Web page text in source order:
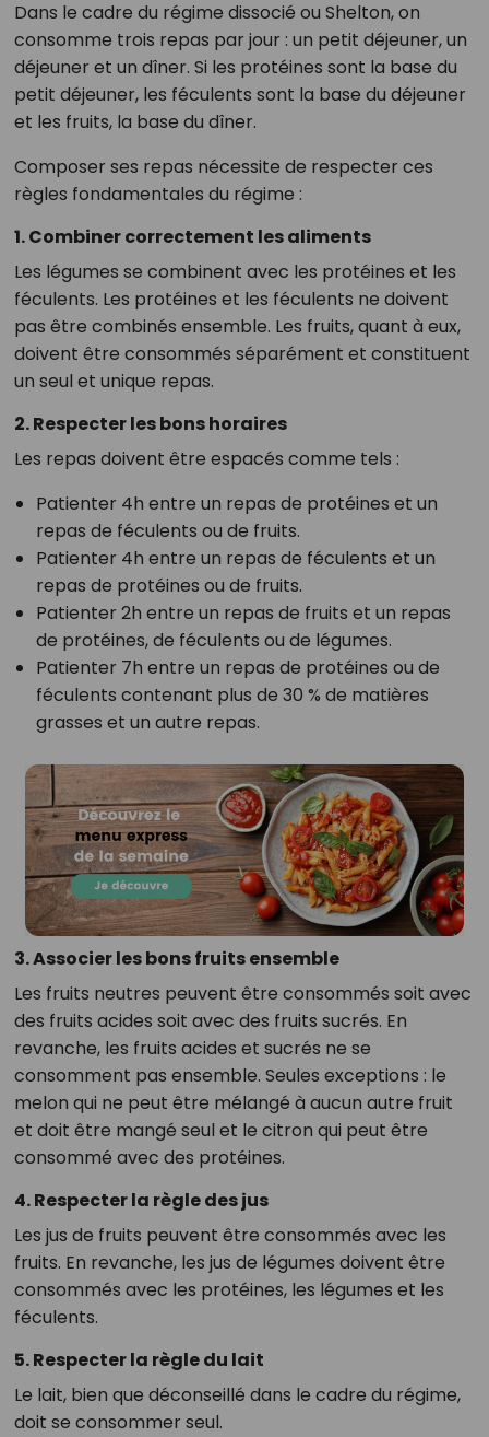
Dans le cadre du régime dissocié ou Shelton, on
consomme trois repas par jour : un petit déjeuner, un
déjeuner et un dîner. Si les protéines sont la base du
petit déjeuner, les féculents sont la base du déjeuner
et les fruits, la base du dîner.
Composer ses repas nécessite de respecter ces
règles fondamentales du régime :
1. Combiner correctement les aliments
Les légumes se combinent avec les protéines et les
féculents. Les protéines et les féculents ne doivent
pas être combinés ensemble. Les fruits, quant à eux,
doivent être consommés séparément et constituent
un seul et unique repas.
2. Respecter les bons horaires
Les repas doivent être espacés comme tels :
Patienter 4h entre un repas de protéines et un
repas de féculents ou de fruits.
Patienter 4h entre un repas de féculents et un
repas de protéines ou de fruits.
Patienter 2h entre un repas de fruits et un repas
de protéines, de féculents ou de légumes.
Patienter 7h entre un repas de protéines ou de
féculents contenant plus de 30 % de matières
grasses et un autre repas.
3. Associer les bons fruits ensemble
Les fruits neutres peuvent être consommés soit avec
des fruits acides soit avec des fruits sucrés. En
revanche, les fruits acides et sucrés ne se
consomment pas ensemble. Seules exceptions : le
melon qui ne peut être mélangé à aucun autre fruit
et doit être mangé seul et le citron qui peut être
consommé avec des protéines.
4. Respecter la règle des jus
Les jus de fruits peuvent être consommés avec les
fruits. En revanche, les jus de légumes doivent être
consommés avec les protéines, les légumes et les
féculents.
5. Respecter la règle du lait
Le lait, bien que déconseillé dans le cadre du régime,
doit se consommer seul.